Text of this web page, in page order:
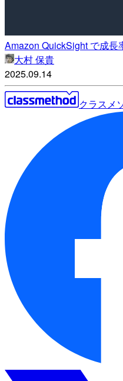
Amazon QuickSight で成
大村 保貴
2025.09.14
クラスメ